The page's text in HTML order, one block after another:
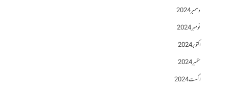
دسمبر 2024
نومبر 2024
اکتوبر 2024
ستمبر 2024
اگست 2024